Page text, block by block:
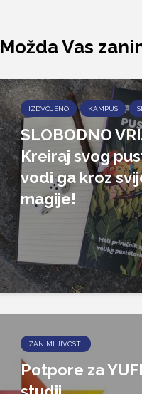
Možda Vas
IZDVOJENO KAMPUS
SLOBODNO
Kreiraj svog
vodi ga kroz
magije!
ZANIMLJIVOSTI
Potpore za